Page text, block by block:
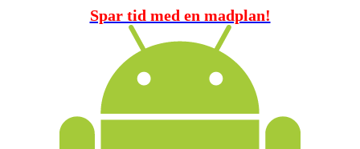
Spar tid med en madplan!